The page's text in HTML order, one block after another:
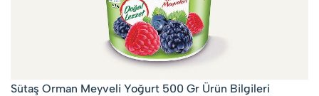
Sütaş Orman Meyveli Yoğurt 500 Gr Ürün Bilgileri